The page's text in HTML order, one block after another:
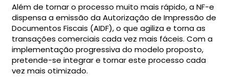
Além de tornar o processo muito mais rápido, a NF-e
dispensa a emissão da Autorização de Impressão de
Documentos Fiscais (AIDF), o que agiliza e torna as
transações comerciais cada vez mais fáceis. Com a
implementação progressiva do modelo proposto,
pretende-se integrar e tornar este processo cada
vez mais otimizado.